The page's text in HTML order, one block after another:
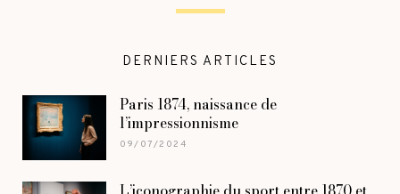
DERNIERS ARTICLES
Paris 1874, naissance de
l’impressionnisme
09/07/2024